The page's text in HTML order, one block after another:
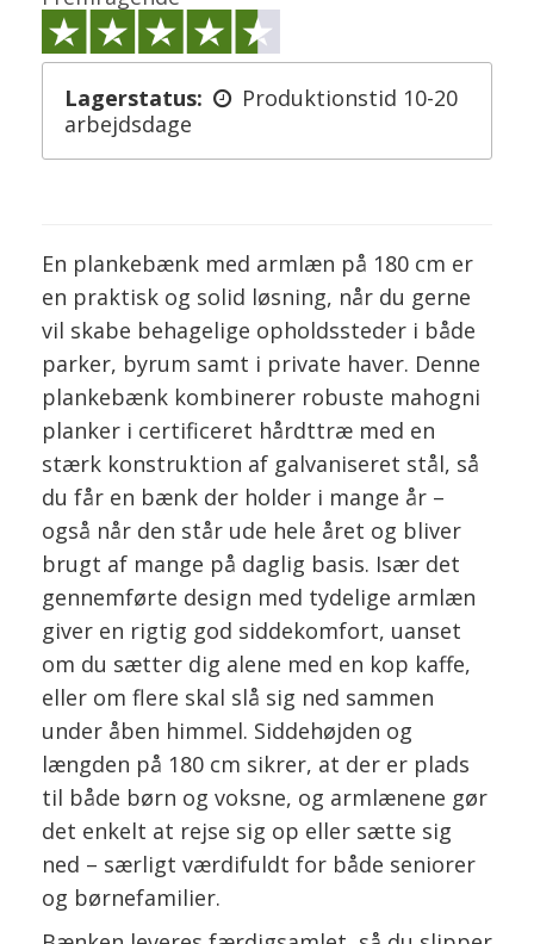
Lagerstatus:
Produktionstid 10-20
arbejdsdage
En plankebænk med armlæn på 180 cm er
en praktisk og solid løsning, når du gerne
vil skabe behagelige opholdssteder i både
parker, byrum samt i private haver. Denne
plankebænk kombinerer robuste mahogni
planker i certificeret hårdttræ med en
stærk konstruktion af galvaniseret stål, så
du får en bænk der holder i mange år –
også når den står ude hele året og bliver
brugt af mange på daglig basis. Især det
gennemførte design med tydelige armlæn
giver en rigtig god siddekomfort, uanset
om du sætter dig alene med en kop kaffe,
eller om flere skal slå sig ned sammen
under åben himmel. Siddehøjden og
længden på 180 cm sikrer, at der er plads
til både børn og voksne, og armlænene gør
det enkelt at rejse sig op eller sætte sig
ned – særligt værdifuldt for både seniorer
og børnefamilier.